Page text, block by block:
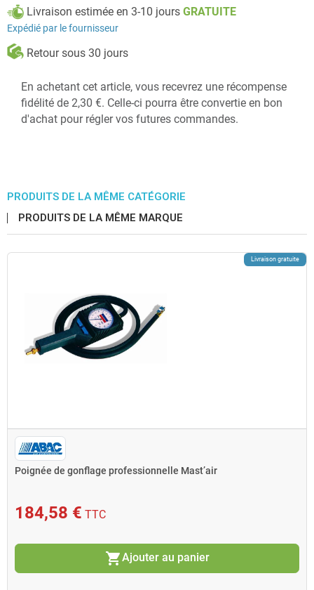
Livraison estimée en 3-10 jours GRATUITE
Expédié par le fournisseur
Retour sous 30 jours
En achetant cet article, vous recevrez une récompense
fidélité de 2,30 €. Celle-ci pourra être convertie en bon
d'achat pour régler vos futures commandes.
PRODUITS DE LA MÊME CATÉGORIE
PRODUITS DE LA MÊME MARQUE
Livraison gratuite
Poignée de gonflage professionnelle Mast’air
184,58 € TTC
shopping_cartAjouter au panier